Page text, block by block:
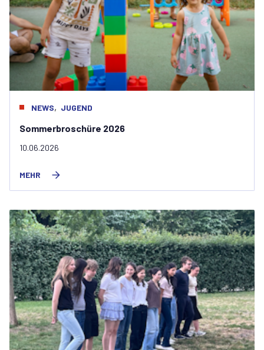
NEWS, JUGEND
Sommerbroschüre 2026
10.06.2026
MEHR